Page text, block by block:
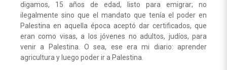
digamos, 15 años de edad, listo para emigrar; no
ilegalmente sino que el mandato que tenía el poder en
Palestina en aquella época aceptó dar certificados, que
eran como visas, a los jóvenes no adultos, judíos, para
venir a Palestina. O sea, ese era mi diario: aprender
agricultura y luego poder ir a Palestina.